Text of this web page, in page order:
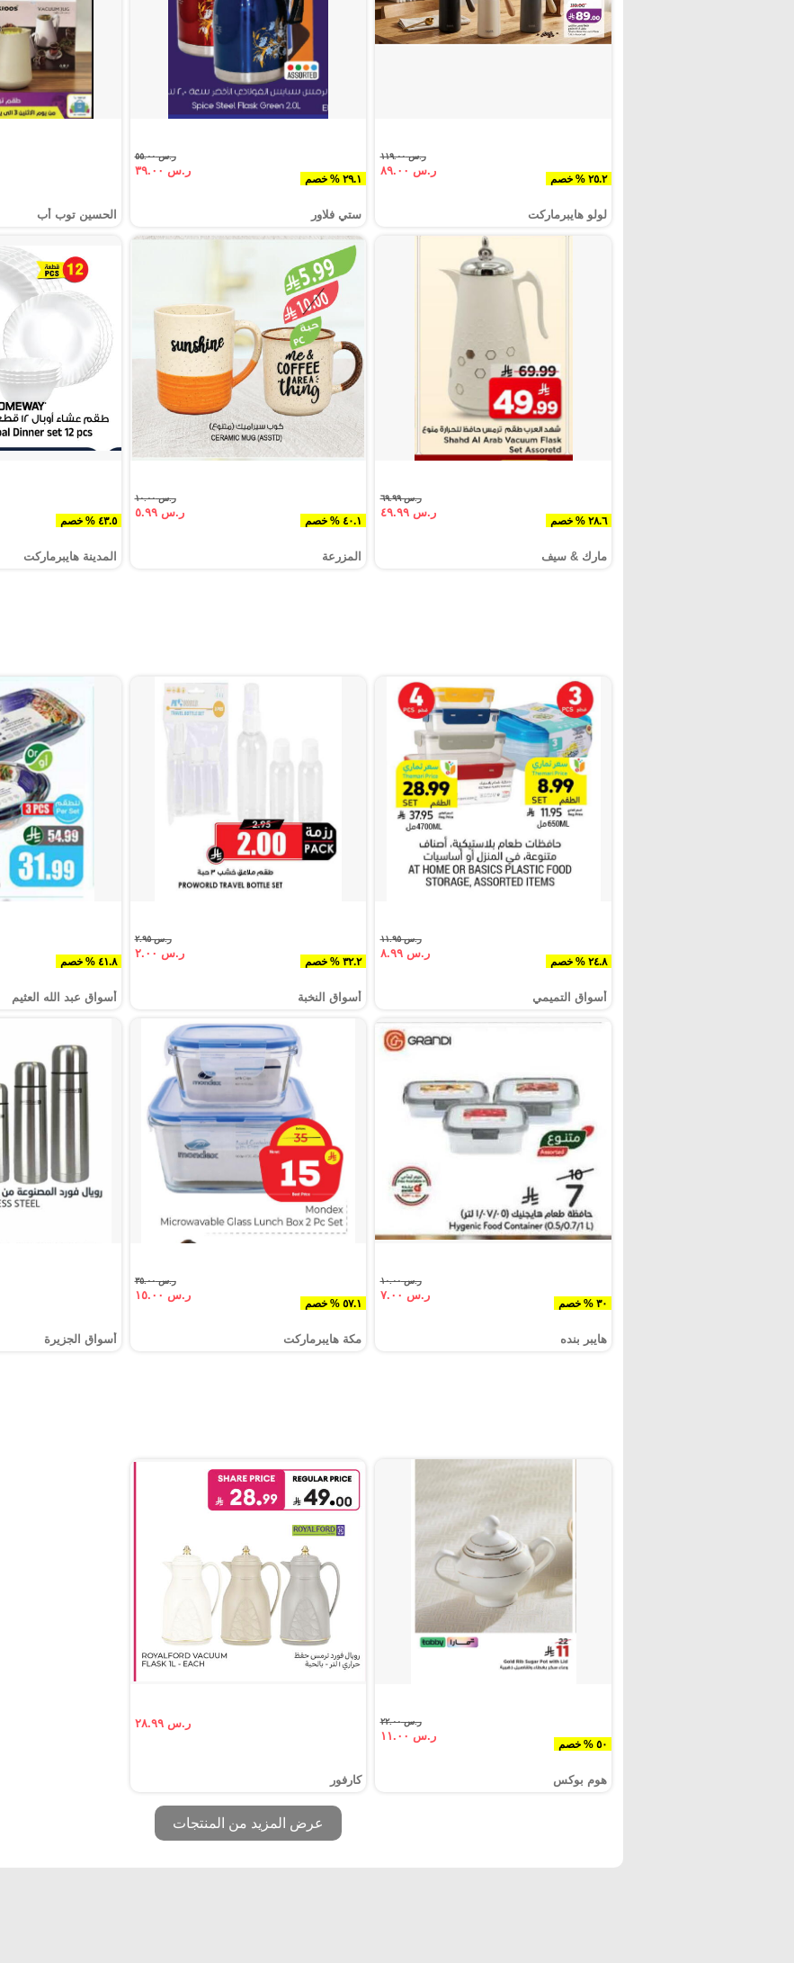
٢٥.٢ % خصم
ر.س ١١٩.٠٠
ر.س ٨٩.٠٠
لولو هايبرماركت
٢٩.١ % خصم
ر.س ٥٥.٠٠
ر.س ٣٩.٠٠
ستي فلاور الحسين توب أب
٢٨.٦ % خصم
ر.س ٦٩.٩٩
ر.س ٤٩.٩٩
مارك & سيف
٤٠.١ % خصم
ر.س ١٠.٠٠
ر.س ٥.٩٩
المزرعة
٤٣.٥ % خصم
المدينة هايبرماركت
٢٤.٨ % خصم
ر.س ١١.٩٥
ر.س ٨.٩٩
أسواق التميمي
٣٢.٢ % خصم
ر.س ٢.٩٥
ر.س ٢.٠٠
أسواق النخبة
٤١.٨ % خصم
أسواق عبد الله العثيم
٣٠ % خصم
ر.س ١٠.٠٠
ر.س ٧.٠٠
هايبر بنده
٥٧.١ % خصم
ر.س ٣٥.٠٠
ر.س ١٥.٠٠
مكة هايبرماركت أسواق الجزيرة
٥٠ % خصم
ر.س ٢٢.٠٠
ر.س ١١.٠٠
هوم بوكس
ر.س ٢٨.٩٩
كارفور
عرض المزيد من المنتجات